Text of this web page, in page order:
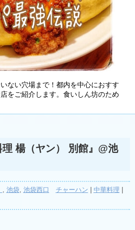
ない穴場まで！都内を中心におすす
をご紹介します。食いしん坊のため
理 楊（ヤン） 別館』@池
, 池袋, 池袋西口 チャーハン 中華料理